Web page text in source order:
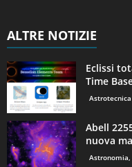
ALTRE NOTIZIE
Eclissi
Time
Abell
nuova
Astronomia,